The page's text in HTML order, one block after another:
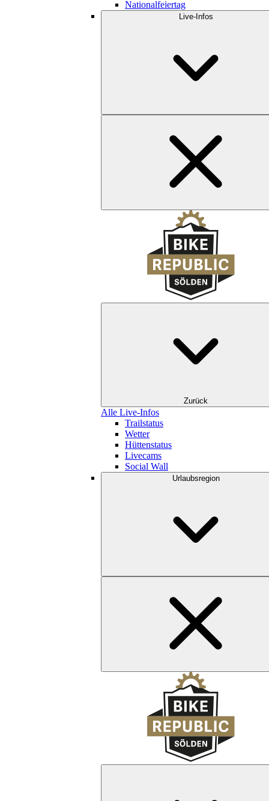
Nationalfeiertag
Live-Infos
Zurück
Alle Live-Infos
Trailstatus
Wetter
Hüttenstatus
Livecams
Social Wall
Urlaubsregion